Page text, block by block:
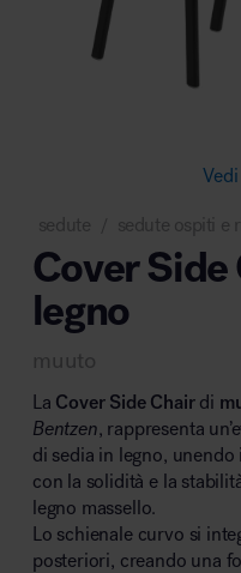
Area lounge e attesa
Area outdoor
sedute sedute ospiti e
Cover Side
legno
muuto
La Cover Side Chairdi
Bentzen, rappresenta
di sedia in legno,
con la solidità e la
legno massello.
Lo schienale curvo si
posteriori, creando una